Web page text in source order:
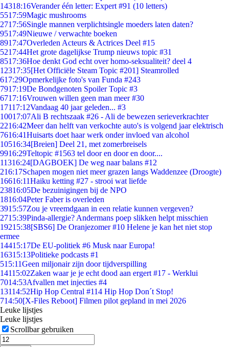
14318:16Verander één letter: Expert #91 (10 letters)
5517:59Magic mushrooms
2717:56Single mannen verplichtsingle moeders laten daten?
9517:49Nieuwe / verwachte boeken
8917:47Overleden Acteurs & Actrices Deel #15
5217:44Het grote dagelijkse Trump nieuws topic #31
8517:36Hoe denkt God echt over homo-seksualiteit? deel 4
12317:35[Het Officiële Steam Topic #201] Steamrolled
617:29Opmerkelijke foto's van Funda #243
7917:19De Bondgenoten Spoiler Topic #3
6717:16Vrouwen willen geen man meer #30
17117:12Vandaag 40 jaar geleden... #3
10017:07Ali B rechtszaak #26 - Ali de bewezen serieverkrachter
2216:42Meer dan helft van verkochte auto's is volgend jaar elektrisch
7616:41Huisarts doet haar werk onder invloed van alcohol
10516:34[Breien] Deel 21, met zomerbreisels
9916:29Teltopic #1563 tel door en door en door....
11316:24[DAGBOEK] De weg naar balans #12
216:17Schapen mogen niet meer grazen langs Waddenzee (Droogte)
16616:11Haiku ketting #27 - strooi wat liefde
23816:05De bezuinigingen bij de NPO
1816:04Peter Faber is overleden
3915:57Zou je vreemdgaan in een relatie kunnen vergeven?
2715:39Pinda-allergie? Andermans poep slikken helpt misschien
19215:38[SBS6] De Oranjezomer #10 Helene je kan het niet stop
ermee
14415:17De EU-politiek #6 Musk naar Europa!
16315:13Politieke podcasts #1
515:11Geen miljonair zijn door tijdverspilling
14115:02Zaken waar je je echt dood aan ergert #17 - Werklui
7014:53Afvallen met injecties #4
13114:52Hip Hop Central #114 Hip Hop Don´t Stop!
714:50[X-Files Reboot] Filmen pilot gepland in mei 2026
Leuke lijstjes
Leuke lijstjes
Scrollbar gebruiken